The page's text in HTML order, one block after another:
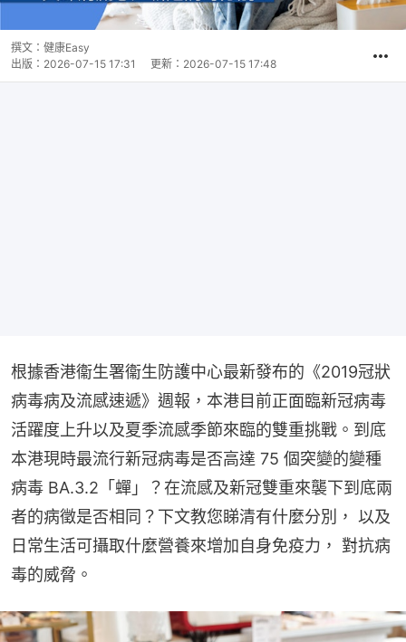
撰文： 健康Easy
出版： 2026-07-15 17:31 更新： 2026-07-15 17:48
根據香港衞生署衞生防護中心最新發布的《2019冠狀
病毒病及流感速遞》週報，本港目前正面臨新冠病毒
活躍度上升以及夏季流感季節來臨的雙重挑戰。到底
本港現時最流行新冠病毒是否高達 75 個突變的變種
病毒 BA.3.2「蟬」？在流感及新冠雙重來襲下到底兩
者的病徵是否相同？下文教您睇清有什麼分別， 以及
日常生活可攝取什麼營養來增加自身免疫力， 對抗病
毒的威脅。